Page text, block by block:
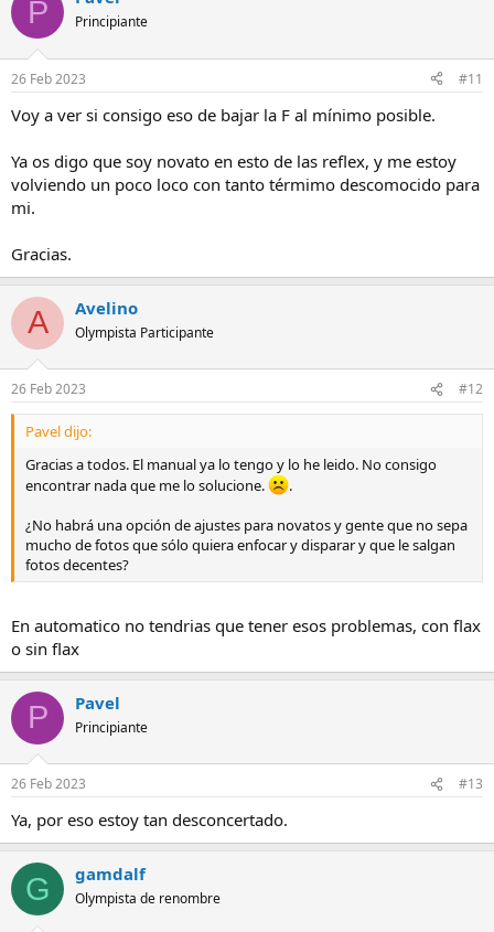
P Principiante
26 Feb 2023 #11
Voy a ver si consigo eso de bajar la F al mínimo posible.
Ya os digo que soy novato en esto de las reflex, y me estoy
volviendo un poco loco con tanto térmimo descomocido para
mi.
Gracias.
A Avelino
Olympista Participante
26 Feb 2023 #12
Pavel dijo:
Gracias a todos. El manual ya lo tengo y lo he leido. No consigo
encontrar nada que me lo solucione.
.
¿No habrá una opción de ajustes para novatos y gente que no sepa
mucho de fotos que sólo quiera enfocar y disparar y que le salgan
fotos decentes?
En automatico no tendrias que tener esos problemas, con flax
o sin flax
P Pavel
Principiante
26 Feb 2023 #13
Ya, por eso estoy tan desconcertado.
G gamdalf
Olympista de renombre